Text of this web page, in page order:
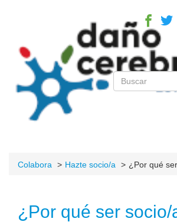
Colabora Hazte socio/a ¿Por qué
¿Por qué ser socio/